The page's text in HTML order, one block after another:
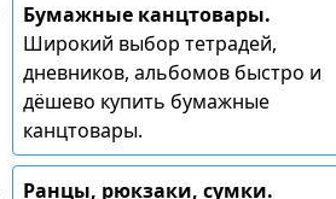
Бумажные канцтовары.
Широкий выбор тетрадей,
дневников, альбомов быстро и
дёшево купить бумажные
канцтовары.
Ранцы, рюкзаки, сумки.